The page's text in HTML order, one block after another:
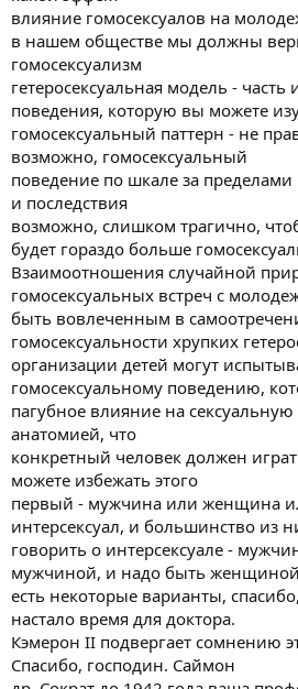
psychiatric disorder although it is not
have your own because it is a form yes
own listing of illnesses and the American
влияние гомосексуалов на
в нашем обществе мы должны
гомосексуализм
гетеросексуальная модель - часть
поведения, которую вы можете
гомосексуальный паттерн - не
возможно, гомосексуальный
поведение по шкале за
и последствия
возможно, слишком трагично,
будет гораздо больше
Взаимоотношения случайной
гомосексуальных встреч с
быть вовлеченным в
гомосексуальности хрупких
организации детей могут
гомосексуальному поведению,
пагубное влияние на сексуальную
анатомией, что
конкретный человек должен
можете избежать этого
первый - мужчина или женщина
интерсексуал, и большинство из
говорить о интерсексуале -
мужчиной, и надо быть
есть некоторые варианты,
настало время для доктора.
Кэмерон II подвергает сомнению
Спасибо, господин. Саймон